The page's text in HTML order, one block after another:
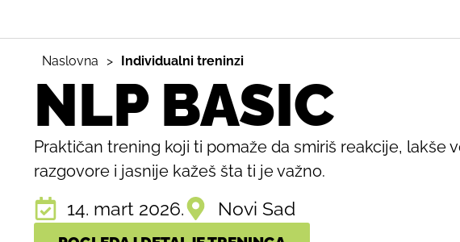
Naslovna > Individualni treninzi
NLP BASIC
Praktičan trening koji ti pomaže da smiriš reakcije, lakše
razgovore i jasnije kažeš šta ti je važno.
14. mart 2026. Novi Sad